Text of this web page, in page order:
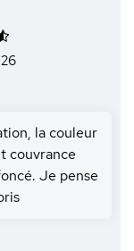
la couleur
couvrance
Je pense